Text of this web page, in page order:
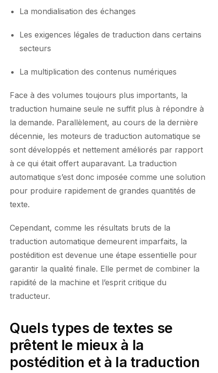
La mondialisation des échanges
Les exigences légales de traduction dans certains
secteurs
La multiplication des contenus numériques
Face à des volumes toujours plus importants, la
traduction humaine seule ne suffit plus à répondre à
la demande. Parallèlement, au cours de la dernière
décennie, les moteurs de traduction automatique se
sont développés et nettement améliorés par rapport
à ce qui était offert auparavant. La traduction
automatique s’est donc imposée comme une solution
pour produire rapidement de grandes quantités de
texte.
Cependant, comme les résultats bruts de la
traduction automatique demeurent imparfaits, la
postédition est devenue une étape essentielle pour
garantir la qualité finale. Elle permet de combiner la
rapidité de la machine et l’esprit critique du
traducteur.
Quels types de textes se
prêtent le mieux à la
postédition et à la traduction